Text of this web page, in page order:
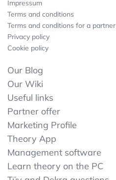
Impressum
Terms and conditions
Terms and conditions for a partner
Privacy policy
Cookie policy
Our Blog
Our Wiki
Useful links
Partner offer
Marketing Profile
Theory App
Management software
Learn theory on the PC